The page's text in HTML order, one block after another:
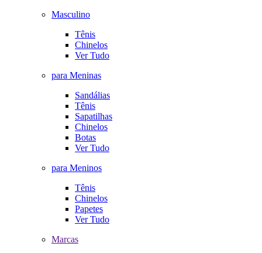
Masculino
Tênis
Chinelos
Ver Tudo
para Meninas
Sandálias
Tênis
Sapatilhas
Chinelos
Botas
Ver Tudo
para Meninos
Tênis
Chinelos
Papetes
Ver Tudo
Marcas